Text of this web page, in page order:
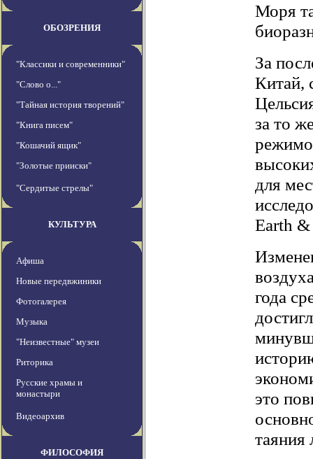
ОБОЗРЕНИЯ
"Классики и современники"
"Слово о..."
"Тайная история творений"
"Книга писем"
"Кошачий ящик"
"Золотые прииски"
"Сердитые стрелы"
КУЛЬТУРА
Афиша
Новые передвжиники
Фотогалерея
Музыка
"Неизвестные" музеи
Риторика
Русские храмы и
монастыри
Видеоархив
ФИЛОСОФИЯ
Моря
За
Китай,
за то
для
Earth
года
это
таяния